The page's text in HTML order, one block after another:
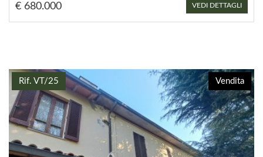
€ 680.000 VEDI DETTAGLI
Vendita
Rif. VT/25